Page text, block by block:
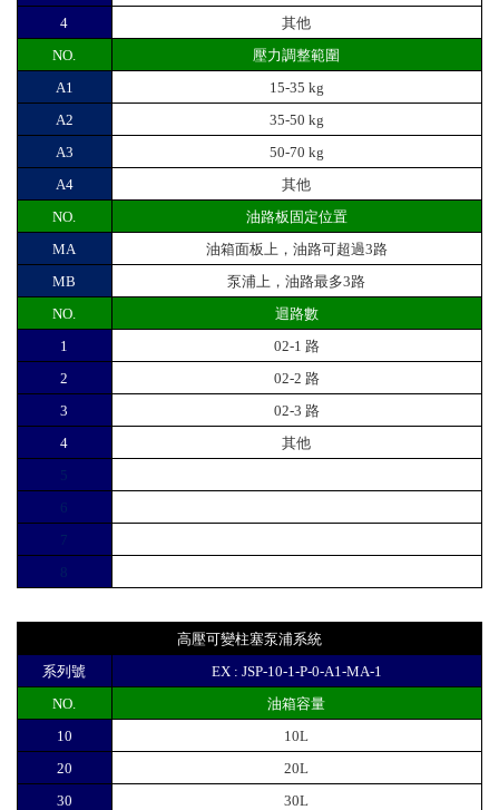
4
其他
NO.
壓力調整範圍
A1
15-35 kg
A2
35-50 kg
A3
50-70 kg
A4
其他
NO.
油路板固定位置
MA
油箱面板上，油路可超過3路
MB
泵浦上，油路最多3路
NO.
迴路數
1
02-1 路
2
02-2 路
3
02-3 路
4
其他
5
6
7
8
高壓可變柱塞泵浦系統
系列號
EX : JSP-10-1-P-0-A1-MA-1
NO.
油箱容量
10
10L
20
20L
30
30L